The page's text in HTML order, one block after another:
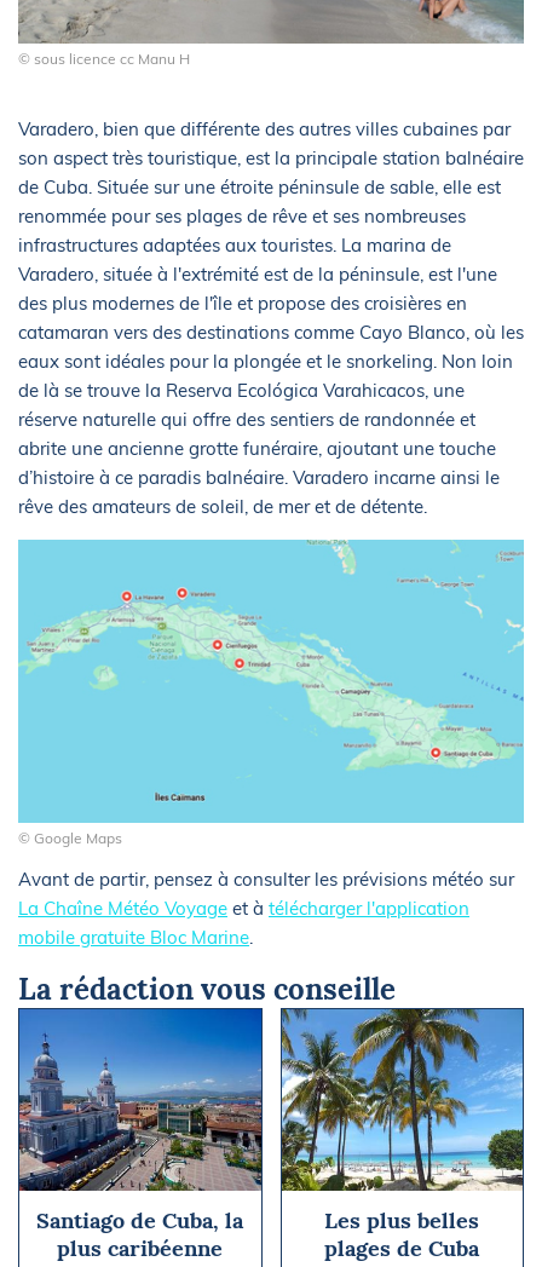
© sous licence cc Manu H
Varadero, bien que différente des autres villes cubaines par
son aspect très touristique, est la principale station balnéaire
de Cuba. Située sur une étroite péninsule de sable, elle est
renommée pour ses plages de rêve et ses nombreuses
infrastructures adaptées aux touristes. La marina de
Varadero, située à l'extrémité est de la péninsule, est l'une
des plus modernes de l'île et propose des croisières en
catamaran vers des destinations comme Cayo Blanco, où les
eaux sont idéales pour la plongée et le snorkeling. Non loin
de là se trouve la Reserva Ecológica Varahicacos, une
réserve naturelle qui offre des sentiers de randonnée et
abrite une ancienne grotte funéraire, ajoutant une touche
d’histoire à ce paradis balnéaire. Varadero incarne ainsi le
rêve des amateurs de soleil, de mer et de détente.
© Google Maps
Avant de partir, pensez à consulter les prévisions météo sur
La Chaîne Météo Voyage et à télécharger l'application
mobile gratuite Bloc Marine.
La rédaction vous conseille
Santiago de Cuba, la
plus caribéenne
Les plus belles
plages de Cuba